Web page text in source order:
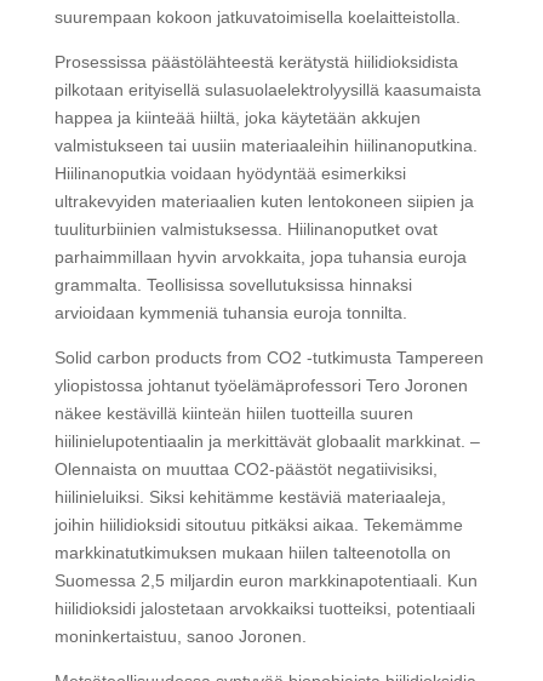
suurempaan kokoon jatkuvatoimisella koelaitteistolla.
Prosessissa päästölähteestä kerätystä hiilidioksidista
pilkotaan erityisellä sulasuolaelektrolyysillä kaasumaista
happea ja kiinteää hiiltä, joka käytetään akkujen
valmistukseen tai uusiin materiaaleihin hiilinanoputkina.
Hiilinanoputkia voidaan hyödyntää esimerkiksi
ultrakevyiden materiaalien kuten lentokoneen siipien ja
tuuliturbiinien valmistuksessa. Hiilinanoputket ovat
parhaimmillaan hyvin arvokkaita, jopa tuhansia euroja
grammalta. Teollisissa sovellutuksissa hinnaksi
arvioidaan kymmeniä tuhansia euroja tonnilta.
Solid carbon products from CO2 -tutkimusta Tampereen
yliopistossa johtanut työelämäprofessori Tero Joronen
näkee kestävillä kiinteän hiilen tuotteilla suuren
hiilinielupotentiaalin ja merkittävät globaalit markkinat. –
Olennaista on muuttaa CO2-päästöt negatiivisiksi,
hiilinieluiksi. Siksi kehitämme kestäviä materiaaleja,
joihin hiilidioksidi sitoutuu pitkäksi aikaa. Tekemämme
markkinatutkimuksen mukaan hiilen talteenotolla on
Suomessa 2,5 miljardin euron markkinapotentiaali. Kun
hiilidioksidi jalostetaan arvokkaiksi tuotteiksi, potentiaali
moninkertaistuu, sanoo Joronen.